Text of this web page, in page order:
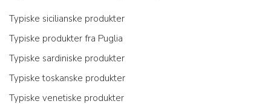
Typiske sicilianske produkter
Typiske produkter fra Puglia
Typiske sardiniske produkter
Typiske toskanske produkter
Typiske venetiske produkter